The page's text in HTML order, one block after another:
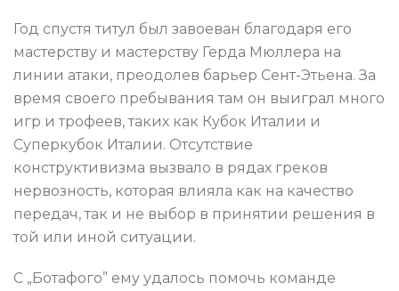
Год спустя титул был завоеван благодаря его
мастерству и мастерству Герда Мюллера на
линии атаки, преодолев барьер Сент-Этьена. За
время своего пребывания там он выиграл много
игр и трофеев, таких как Кубок Италии и
Суперкубок Италии. Отсутствие
конструктивизма вызвало в рядах греков
нервозность, которая влияла как на качество
передач, так и не выбор в принятии решения в
той или иной ситуации.
С „Ботафого” ему удалось помочь команде